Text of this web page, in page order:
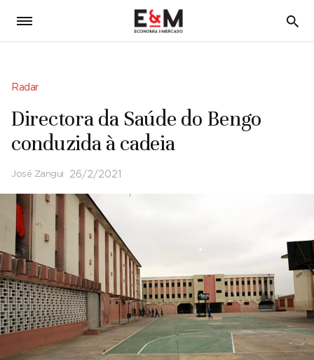
5
Radar
Directora da Saúde do Bengo
conduzida à cadeia
José Zangui 26/2/2021